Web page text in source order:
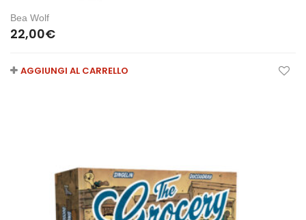
Bea Wolf
22,00€
AGGIUNGI AL CARRELLO